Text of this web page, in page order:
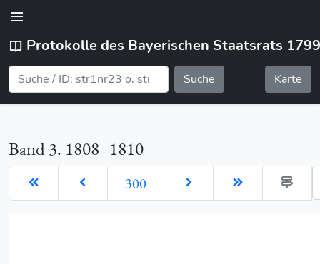
Protokolle des Bayerischen Staatsrats
Suche Karte
Band 3. 1808–1810
300